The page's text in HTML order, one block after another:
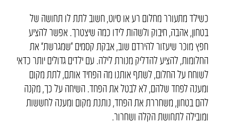
כשילד מתעורר מחלום רע או סיוט, חשוב לתת לו תחושה של
בטחון, אהבה, חיבוק ולשהות לידו כמה שיצטרך. אפשר להציע
חפץ מוכר שיעזור להירדם שוב, אבקת קסמים “שמגרשת” את
החלומות, להציע להדליק מנורת לילה. עם ילדים גדולים יותר כדאי
לשוחח על החלום, לשתף אותנו מה הפחיד אותם, לתת מקום
ומענה לפחד שלהם, לא לבטל את הפחד. השיחה על כך, מקנה
להם בטחון, משחררת את הפחד, נותנת מקום ומענה לחששות
ומובילה לתחושת הקלה ושחרור.